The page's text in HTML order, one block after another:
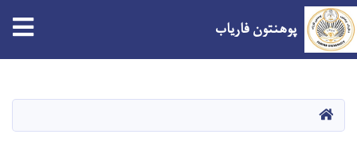
content
پوهنتون فاریاب
صفحه اصلی